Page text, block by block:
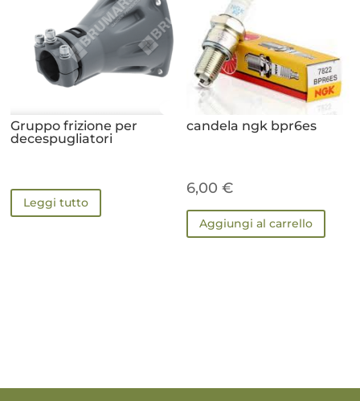
Gruppo frizione per
decespugliatori
Leggi tutto
candela ngk bpr6es
6,00€
Aggiungi al carrello